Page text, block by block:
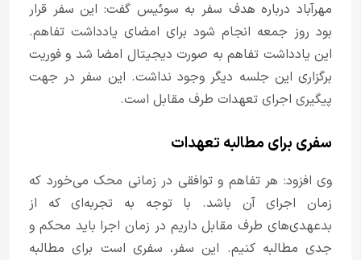
مهرآباد درباره هدف سفر به سوئیس گفت: این سفر قرار
بود روز جمعه انجام شود برای امضای یادداشت تفاهم.
این یادداشت تفاهم به صورت دیجیتال امضا شد و فوریت
برگزاری این جلسه دیگر وجود نداشت. این سفر در جهت
پیگیری اجرای تعهدات طرف مقابل است.
سفری برای مطالبه تعهدات
وی افزود: هر تفاهم و توافقی در زمانی محک می‌خورد که
زمان اجرای آن باشد. با توجه به تجربه‌ای که از
بدعهدی‌های طرف مقابل داریم در زمان اجرا باید محکم و
جدی مطالبه کنیم. این سفر، سفری است برای مطالبه